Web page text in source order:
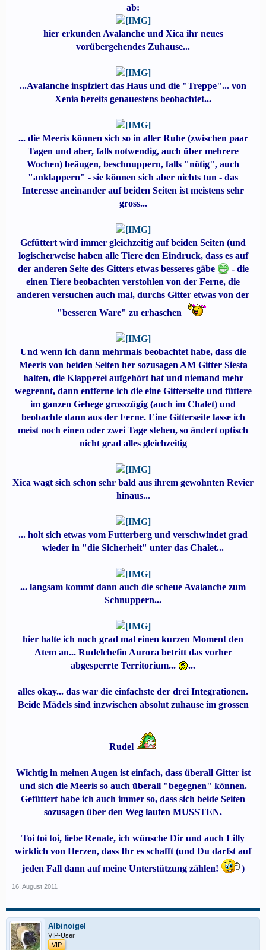
ab:
hier erkunden Avalanche und Xica ihr neues
vorübergehendes Zuhause...
...Avalanche inspiziert das Haus und die "Treppe"... von
Xenia bereits genauestens beobachtet...
... die Meeris können sich so in aller Ruhe (zwischen paar
Tagen und aber, falls notwendig, auch über mehrere
Wochen) beäugen, beschnuppern, falls "nötig", auch
"anklappern" - sie können sich aber nichts tun - das
Interesse aneinander auf beiden Seiten ist meistens sehr
gross...
Gefüttert wird immer gleichzeitig auf beiden Seiten (und
logischerweise haben alle Tiere den Eindruck, dass es auf
der anderen Seite des Gitters etwas besseres gäbe
- die
einen Tiere beobachten verstohlen von der Ferne, die
anderen versuchen auch mal, durchs Gitter etwas von der
"besseren Ware" zu erhaschen
Und wenn ich dann mehrmals beobachtet habe, dass die
Meeris von beiden Seiten her sozusagen AM Gitter Siesta
halten, die Klapperei aufgehört hat und niemand mehr
wegrennt, dann entferne ich die eine Gitterseite und füttere
im ganzen Gehege grosszügig (auch im Chalet) und
beobachte dann aus der Ferne. Eine Gitterseite lasse ich
meist noch einen oder zwei Tage stehen, so ändert optisch
nicht grad alles gleichzeitig
Xica wagt sich schon sehr bald aus ihrem gewohnten Revier
hinaus...
... holt sich etwas vom Futterberg und verschwindet grad
wieder in "die Sicherheit" unter das Chalet...
... langsam kommt dann auch die scheue Avalanche zum
Schnuppern...
hier halte ich noch grad mal einen kurzen Moment den
Atem an... Rudelchefin Aurora betritt das vorher
abgesperrte Territorium...
...
alles okay... das war die einfachste der drei Integrationen.
Beide Mädels sind inzwischen absolut zuhause im grossen
Rudel
Wichtig in meinen Augen ist einfach, dass überall Gitter ist
und sich die Meeris so auch überall "begegnen" können.
Gefüttert habe ich auch immer so, dass sich beide Seiten
sozusagen über den Weg laufen MUSSTEN.
Toi toi toi, liebe Renate, ich wünsche Dir und auch Lilly
wirklich von Herzen, dass Ihr es schafft (und Du darfst auf
jeden Fall dann auf meine Unterstützung zählen!
)​
16. August 2011
Albinoigel
VIP-User
VIP